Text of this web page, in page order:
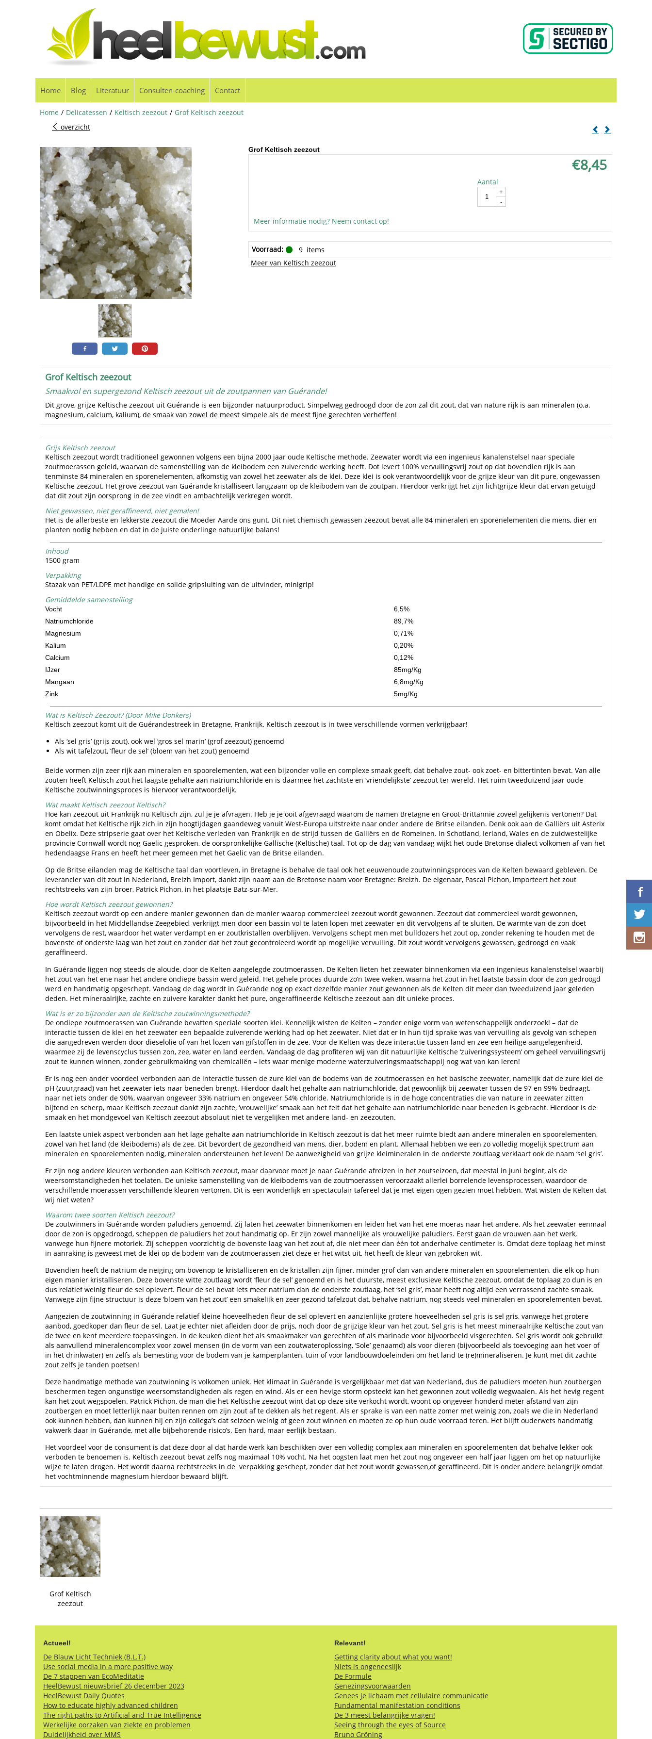
Home Blog Literatuur Consulten-coaching Contact
Home / Delicatessen / Keltisch zeezout / Grof Keltisch zeezout
overzicht
Grof Keltisch zeezout
€8,45
Aantal
+
-
Meer informatie nodig? Neem contact op!
Voorraad: 9 items
Meer van Keltisch zeezout
Grof Keltisch zeezout
Smaakvol en supergezond Keltisch zeezout uit de zoutpannen van Guérande!
Dit grove, grijze Keltische zeezout uit Guérande is een bijzonder natuurproduct. Simpelweg gedroogd door de zon zal dit zout, dat van nature rijk is aan mineralen (o.a.
magnesium, calcium, kalium), de smaak van zowel de meest simpele als de meest fijne gerechten verheffen!
Grijs Keltisch zeezout
​Keltisch zeezout wordt traditioneel gewonnen volgens een bijna 2000 jaar oude Keltische methode. Zeewater wordt via een ingenieus kanalenstelsel naar speciale
zoutmoerassen geleid, waarvan de samenstelling van de kleibodem een zuiverende werking heeft. Dot levert 100% vervuilingsvrij zout op dat bovendien rijk is aan
tenminste 84 mineralen en sporenelementen, afkomstig van zowel het zeewater als de klei. Deze klei is ook verantwoordelijk voor de grijze kleur van dit pure, ongewassen
Keltische zeezout. Het grove zeezout van Guérande kristalliseert langzaam op de kleibodem van de zoutpan. Hierdoor verkrijgt het zijn lichtgrijze kleur dat ervan getuigd
dat dit zout zijn oorsprong in de zee vindt en ambachtelijk verkregen wordt.
Niet gewassen, niet geraffineerd, niet gemalen!
Het is de allerbeste en lekkerste zeezout die Moeder Aarde ons gunt. Dit niet chemisch gewassen zeezout bevat alle 84 mineralen en sporenelementen die mens, dier en
planten nodig hebben en dat in de juiste onderlinge natuurlijke balans!
Inhoud
1500 gram
Verpakking
Stazak van PET/LDPE met handige en solide gripsluiting van de uitvinder, minigrip!
Gemiddelde samenstelling
Vocht
6,5%
Natriumchloride
89,7%
Magnesium
0,71%
Kalium
0,20%
Calcium
0,12%
IJzer
85mg/Kg
Mangaan
6,8mg/Kg
Zink
5mg/Kg
Wat is Keltisch Zeezout? (Door Mike Donkers)
Keltisch zeezout komt uit de Guérandestreek in Bretagne, Frankrijk. Keltisch zeezout is in twee verschillende vormen verkrijgbaar!
Als ‘sel gris’ (grijs zout), ook wel ‘gros sel marin’ (grof zeezout) genoemd
Als wit tafelzout, ‘fleur de sel’ (bloem van het zout) genoemd
Beide vormen zijn zeer rijk aan mineralen en spoorelementen, wat een bijzonder volle en complexe smaak geeft, dat behalve zout- ook zoet- en bittertinten bevat. Van alle
zouten heeft Keltisch zout het laagste gehalte aan natriumchloride en is daarmee het zachtste en ‘vriendelijkste’ zeezout ter wereld. Het ruim tweeduizend jaar oude
Keltische zoutwinningsproces is hiervoor verantwoordelijk.
Wat maakt Keltisch zeezout Keltisch?
Hoe kan zeezout uit Frankrijk nu Keltisch zijn, zul je je afvragen. Heb je je ooit afgevraagd waarom de namen Bretagne en Groot-Brittannië zoveel gelijkenis vertonen? Dat
komt omdat het Keltische rijk zich in zijn hoogtijdagen gaandeweg vanuit West-Europa uitstrekte naar onder andere de Britse eilanden. Denk ook aan de Galliërs uit Asterix
en Obelix. Deze stripserie gaat over het Keltische verleden van Frankrijk en de strijd tussen de Galliërs en de Romeinen. In Schotland, Ierland, Wales en de zuidwestelijke
provincie Cornwall wordt nog Gaelic gesproken, de oorspronkelijke Gallische (Keltische) taal. Tot op de dag van vandaag wijkt het oude Bretonse dialect volkomen af van het
hedendaagse Frans en heeft het meer gemeen met het Gaelic van de Britse eilanden.
Op de Britse eilanden mag de Keltische taal dan voortleven, in Bretagne is behalve de taal ook het eeuwenoude zoutwinningsproces van de Kelten bewaard gebleven. De
leverancier van dit zout in Nederland, Breizh Import, dankt zijn naam aan de Bretonse naam voor Bretagne: Breizh. De eigenaar, Pascal Pichon, importeert het zout
rechtstreeks van zijn broer, Patrick Pichon, in het plaatsje Batz-sur-Mer.
Hoe wordt Keltisch zeezout gewonnen?
Keltisch zeezout wordt op een andere manier gewonnen dan de manier waarop commercieel zeezout wordt gewonnen. Zeezout dat commercieel wordt gewonnen,
bijvoorbeeld in het Middellandse Zeegebied, verkrijgt men door een bassin vol te laten lopen met zeewater en dit vervolgens af te sluiten. De warmte van de zon doet
vervolgens de rest, waardoor het water verdampt en er zoutkristallen overblijven. Vervolgens schept men met bulldozers het zout op, zonder rekening te houden met de
bovenste of onderste laag van het zout en zonder dat het zout gecontroleerd wordt op mogelijke vervuiling. Dit zout wordt vervolgens gewassen, gedroogd en vaak
geraffineerd.
In Guérande liggen nog steeds de aloude, door de Kelten aangelegde zoutmoerassen. De Kelten lieten het zeewater binnenkomen via een ingenieus kanalenstelsel waarbij
het zout van het ene naar het andere ondiepe bassin werd geleid. Het gehele proces duurde zo’n twee weken, waarna het zout in het laatste bassin door de zon gedroogd
werd en handmatig opgeschept. Vandaag de dag wordt in Guérande nog op exact dezelfde manier zout gewonnen als de Kelten dit meer dan tweeduizend jaar geleden
deden. Het mineraalrijke, zachte en zuivere karakter dankt het pure, ongeraffineerde Keltische zeezout aan dit unieke proces.
Wat is er zo bijzonder aan de Keltische zoutwinningsmethode?
De ondiepe zoutmoerassen van Guérande bevatten speciale soorten klei. Kennelijk wisten de Kelten – zonder enige vorm van wetenschappelijk onderzoek! – dat de
interactie tussen de klei en het zeewater een bepaalde zuiverende werking had op het zeewater. Niet dat er in hun tijd sprake was van vervuiling als gevolg van schepen
die aangedreven werden door dieselolie of van het lozen van gifstoffen in de zee. Voor de Kelten was deze interactie tussen land en zee een heilige aangelegenheid,
waarmee zij de levenscyclus tussen zon, zee, water en land eerden. Vandaag de dag profiteren wij van dit natuurlijke Keltische ‘zuiveringssysteem’ om geheel vervuilingsvrij
zout te kunnen winnen, zonder gebruikmaking van chemicaliën – iets waar menige moderne waterzuiveringsmaatschappij nog wat van kan leren!
Er is nog een ander voordeel verbonden aan de interactie tussen de zure klei van de bodems van de zoutmoerassen en het basische zeewater, namelijk dat de zure klei de
pH (zuurgraad) van het zeewater iets naar beneden brengt. Hierdoor daalt het gehalte aan natriumchloride, dat gewoonlijk bij zeewater tussen de 97 en 99% bedraagt,
naar net iets onder de 90%, waarvan ongeveer 33% natrium en ongeveer 54% chloride. Natriumchloride is in de hoge concentraties die van nature in zeewater zitten
bijtend en scherp, maar Keltisch zeezout dankt zijn zachte, ‘vrouwelijke’ smaak aan het feit dat het gehalte aan natriumchloride naar beneden is gebracht. Hierdoor is de
smaak en het mondgevoel van Keltisch zeezout absoluut niet te vergelijken met andere land- en zeezouten.
Een laatste uniek aspect verbonden aan het lage gehalte aan natriumchloride in Keltisch zeezout is dat het meer ruimte biedt aan andere mineralen en spoorelementen,
zowel van het land (de kleibodems) als de zee. Dit bevordert de gezondheid van mens, dier, bodem en plant. Allemaal hebben we een zo volledig mogelijk spectrum aan
mineralen en spoorelementen nodig, mineralen ondersteunen het leven! De aanwezigheid van grijze kleimineralen in de onderste zoutlaag verklaart ook de naam ‘sel gris’.
Er zijn nog andere kleuren verbonden aan Keltisch zeezout, maar daarvoor moet je naar Guérande afreizen in het zoutseizoen, dat meestal in juni begint, als de
weersomstandigheden het toelaten. De unieke samenstelling van de kleibodems van de zoutmoerassen veroorzaakt allerlei borrelende levensprocessen, waardoor de
verschillende moerassen verschillende kleuren vertonen. Dit is een wonderlijk en spectaculair tafereel dat je met eigen ogen gezien moet hebben. Wat wisten de Kelten dat
wij niet weten?
Waarom twee soorten Keltisch zeezout?
De zoutwinners in Guérande worden paludiers genoemd. Zij laten het zeewater binnenkomen en leiden het van het ene moeras naar het andere. Als het zeewater eenmaal
door de zon is opgedroogd, scheppen de paludiers het zout handmatig op. Er zijn zowel mannelijke als vrouwelijke paludiers. Eerst gaan de vrouwen aan het werk,
vanwege hun fijnere motoriek. Zij scheppen voorzichtig de bovenste laag van het zout af, die niet meer dan één tot anderhalve centimeter is. Omdat deze toplaag het minst
in aanraking is geweest met de klei op de bodem van de zoutmoerassen ziet deze er het witst uit, het heeft de kleur van gebroken wit.
Bovendien heeft de natrium de neiging om bovenop te kristalliseren en de kristallen zijn fijner, minder grof dan van andere mineralen en spoorelementen, die elk op hun
eigen manier kristalliseren. Deze bovenste witte zoutlaag wordt ‘fleur de sel’ genoemd en is het duurste, meest exclusieve Keltische zeezout, omdat de toplaag zo dun is en
dus relatief weinig fleur de sel oplevert. Fleur de sel bevat iets meer natrium dan de onderste zoutlaag, het ‘sel gris’, maar heeft nog altijd een verrassend zachte smaak.
Vanwege zijn fijne structuur is deze ‘bloem van het zout’ een smakelijk en zeer gezond tafelzout dat, behalve natrium, nog steeds veel mineralen en spoorelementen bevat.
Aangezien de zoutwinning in Guérande relatief kleine hoeveelheden fleur de sel oplevert en aanzienlijke grotere hoeveelheden sel gris is sel gris, vanwege het grotere
aanbod, goedkoper dan fleur de sel. Laat je echter niet afleiden door de prijs, noch door de grijzige kleur van het zout. Sel gris is het meest mineraalrijke Keltische zout van
de twee en kent meerdere toepassingen. In de keuken dient het als smaakmaker van gerechten of als marinade voor bijvoorbeeld visgerechten. Sel gris wordt ook gebruikt
als aanvullend mineralencomplex voor zowel mensen (in de vorm van een zoutwateroplossing, ‘Sole’ genaamd) als voor dieren (bijvoorbeeld als toevoeging aan het voer of
in het drinkwater) en zelfs als bemesting voor de bodem van je kamperplanten, tuin of voor landbouwdoeleinden om het land te (re)mineraliseren. Je kunt met dit zachte
zout zelfs je tanden poetsen!
Deze handmatige methode van zoutwinning is volkomen uniek. Het klimaat in Guérande is vergelijkbaar met dat van Nederland, dus de paludiers moeten hun zoutbergen
beschermen tegen ongunstige weersomstandigheden als regen en wind. Als er een hevige storm opsteekt kan het gewonnen zout volledig wegwaaien. Als het hevig regent
kan het zout wegspoelen. Patrick Pichon, de man die het Keltische zeezout wint dat op deze site verkocht wordt, woont op ongeveer honderd meter afstand van zijn
zoutbergen en moet letterlijk naar buiten rennen om zijn zout af te dekken als het regent. Als er sprake is van een natte zomer met weinig zon, zoals we die in Nederland
ook kunnen hebben, dan kunnen hij en zijn collega’s dat seizoen weinig of geen zout winnen en moeten ze op hun oude voorraad teren. Het blijft ouderwets handmatig
vakwerk daar in Guérande, met alle bijbehorende risico’s. Een hard, maar eerlijk bestaan.
Het voordeel voor de consument is dat deze door al dat harde werk kan beschikken over een volledig complex aan mineralen en spoorelementen dat behalve lekker ook
verboden te benoemen is. Keltisch zeezout bevat zelfs nog maximaal 10% vocht. Na het oogsten laat men het zout nog ongeveer een half jaar liggen om het op natuurlijke
wijze te laten drogen. Het wordt daarna rechtstreeks in de verpakking geschept, zonder dat het zout wordt gewassen,of geraffineerd. Dit is onder andere belangrijk omdat
het vochtminnende magnesium hierdoor bewaard blijft.
Grof Keltisch
zeezout
Actueel!
De Blauw Licht Techniek (B.L.T.)
Use social media in a more positive way
De 7 stappen van EcoMeditatie
HeelBewust nieuwsbrief 26 december 2023
HeelBewust Daily Quotes
How to educate highly advanced children
The right paths to Artificial and True Intelligence
Werkelijke oorzaken van ziekte en problemen
Duidelijkheid over MMS
Relevant!
Getting clarity about what you want!
Niets is ongeneeslijk
De Formule
Genezingsvoorwaarden
Genees je lichaam met cellulaire communicatie
Fundamental manifestation conditions
De 3 meest belangrijke vragen!
Seeing through the eyes of Source
Bruno Gröning